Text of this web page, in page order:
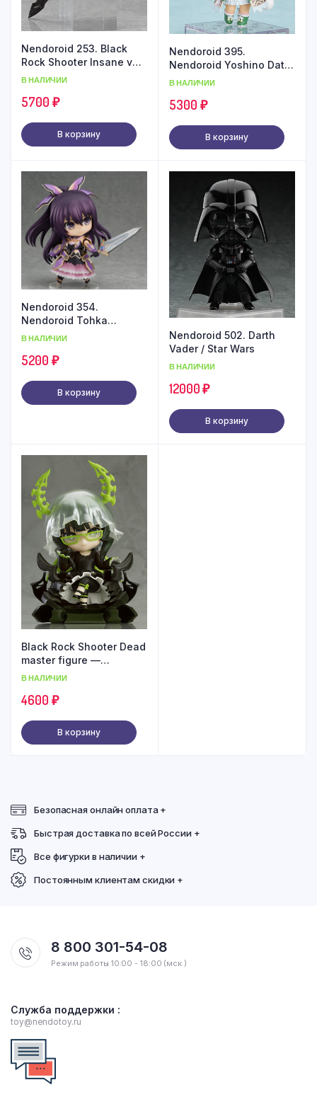
Nendoroid 253. Black
Rock Shooter Insane ver.
figure
В НАЛИЧИИ
5700 ₽
В корзину
Nendoroid 395.
Nendoroid Yoshino Date
A Live
В НАЛИЧИИ
5300 ₽
В корзину
Nendoroid 354.
Nendoroid Tohka
Yatogami Date A Live
В НАЛИЧИИ
5200 ₽
В корзину
Nendoroid 502. Darth
Vader / Star Wars
В НАЛИЧИИ
12000₽
В корзину
Black Rock Shooter Dead
master figure —
Nendoroid 292
В НАЛИЧИИ
4600 ₽
В корзину
Безопасная онлайн оплата +
Быстрая доставка по всей России +
Все фигурки в наличии +
Постоянным клиентам скидки +
8 800 301-54-08
Режим работы 10:00 - 18:00 (мск.)
Служба поддержки :
toy@nendotoy.ru